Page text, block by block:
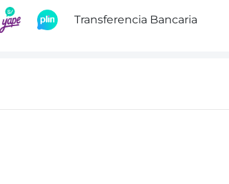
Transferencia Bancaria